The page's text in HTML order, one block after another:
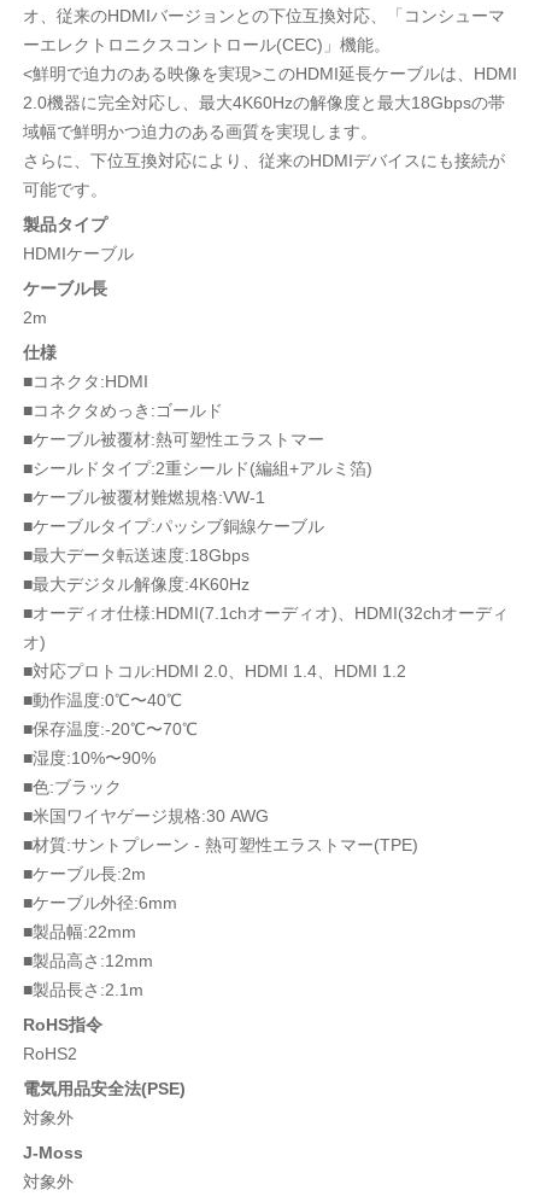
オ、従来のHDMIバージョンとの下位互換対応、「コンシューマ
ーエレクトロニクスコントロール(CEC)」機能。
<鮮明で迫力のある映像を実現>このHDMI延長ケーブルは、HDMI
2.0機器に完全対応し、最大4K60Hzの解像度と最大18Gbpsの帯
域幅で鮮明かつ迫力のある画質を実現します。
さらに、下位互換対応により、従来のHDMIデバイスにも接続が
可能です。
製品タイプ
HDMIケーブル
ケーブル長
2m
仕様
■コネクタ:HDMI
■コネクタめっき:ゴールド
■ケーブル被覆材:熱可塑性エラストマー
■シールドタイプ:2重シールド(編組+アルミ箔)
■ケーブル被覆材難燃規格:VW-1
■ケーブルタイプ:パッシブ銅線ケーブル
■最大データ転送速度:18Gbps
■最大デジタル解像度:4K60Hz
■オーディオ仕様:HDMI(7.1chオーディオ)、HDMI(32chオーディ
オ)
■対応プロトコル:HDMI 2.0、HDMI 1.4、HDMI 1.2
■動作温度:0℃〜40℃
■保存温度:-20℃〜70℃
■湿度:10%〜90%
■色:ブラック
■米国ワイヤゲージ規格:30 AWG
■材質:サントプレーン - 熱可塑性エラストマー(TPE)
■ケーブル長:2m
■ケーブル外径:6mm
■製品幅:22mm
■製品高さ:12mm
■製品長さ:2.1m
RoHS指令
RoHS2
電気用品安全法(PSE)
対象外
J-Moss
対象外